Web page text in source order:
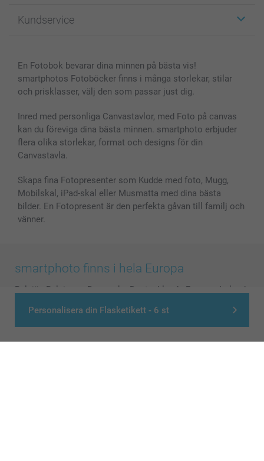
Personalisera din Flasketikett - 6 st
Fotoböcker
Skal till Mobil & Surfplatta
MyNameBook
Fotoramar & Tillbehör
Presentkort
Alla fotoprodukter
För affiliates
Sitemap
Villkor och garantier
Kundservice
smartbonus
Priser & betalning
En Fotobok bevarar dina minnen på bästa vis!
smartphotos Fotoböcker finns i många storlekar, stilar
och prisklasser, välj den som passar just dig.
Inred med personliga Canvastavlor, med Foto på canvas
kan du föreviga dina bästa minnen. smartphoto erbjuder
flera olika storlekar, format och designs för din
Canvastavla.
Skapa fina Fotopresenter som Kudde med foto, Mugg,
Mobilskal, iPad-skal eller Musmatta med dina bästa
bilder. En Fotopresent är den perfekta gåvan till familj och
vänner.
smartphoto finns i hela Europa
België Belgique Danmark Deutschland France
Ireland
Nederland - Norge Österreich - Schweiz